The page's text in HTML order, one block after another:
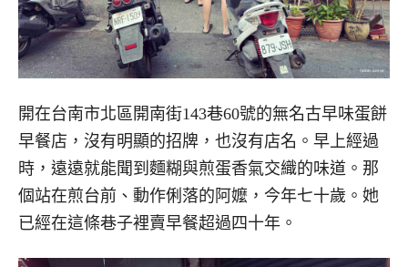
開在台南市北區開南街143巷60號的無名古早味蛋餅
早餐店，沒有明顯的招牌，也沒有店名。早上經過
時，遠遠就能聞到麵糊與煎蛋香氣交織的味道。那
個站在煎台前、動作俐落的阿嬤，今年七十歲。她
已經在這條巷子裡賣早餐超過四十年。